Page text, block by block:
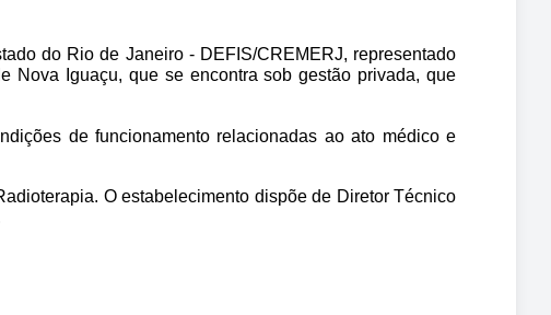
do Rio de Janeiro - DEFIS/CREMERJ, representado
Nova Iguaçu, que se encontra sob gestão privada, que
de funcionamento relacionadas ao ato médico e
O estabelecimento dispõe de Diretor Técnico